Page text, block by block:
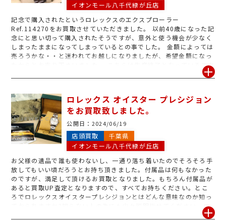
イオンモール八千代緑が丘店
記念で購入されたというロレックスのエクスプローラー
Ref.114270をお買取させていただきました。 以前40歳になった記
念にと思い切って購入されたそうですが、意外と使う機会が少なく
しまったままになってしまっているとの事でした。 金額によっては
売ろうかな・・と迷われてお越しになりましたが、希望金額になっ
たからとお売り下さいました。 こちらは生産終了となっているエク
スプローラーⅠですが、高い実用性とシンプルなデザイン性から今
のコマといった付属品があればご一緒にお持ち頂くとお買取金額が
アップする事も。 もちろん付属品のないものもお買取させていた
だきます。 人気のロレックスはお買取強化中です。「いくらくらい
になるのかな?」と思ったらジュエルカフェの無料見積もりをご利
用下さい! 皆様のご来店お待ちしております。
ロレックス オイスター プレシジョン
をお買取致しました。
公開日： 2024/06/19
店頭買取
千葉県
イオンモール八千代緑が丘店
お父様の遺品で誰も使わないし、一通り落ち着いたのでそろそろ手
放してもいい頃だろうとお持ち頂きました。付属品は何もなかった
のですが、満足して頂けるお買取となりました。もちろん付属品が
あると買取UP査定となりますので、すべてお持ちください。とこ
ろでロレックスオイスタープレシジョンとはどんな意味なのか知っ
ておられますか?知らない人の為にも少々説明指せてください。ロ
レックス/オイスタープレシジョン/シルバーダイヤル/Rolex ...｢正